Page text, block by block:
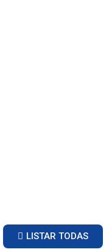
LISTAR TODAS